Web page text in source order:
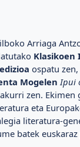
Arriaga
ospatu
Mogelen Ipui
zen. Ekimen
eta
literatura-
batek